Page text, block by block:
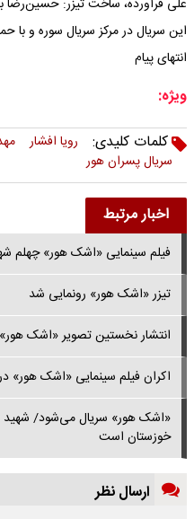
علی فرآورده، ساخت تیزر: حسین‌رضا
این سریال در مرکز سریال سوره و با
انتهای پیام
ویژه:
کلمات کلیدی:
رویا افشار
سریال پسران هور
اخبار مرتبط
فیلم سینمایی «اشک هور» چهلم
تیزر «اشک هور» رونمایی شد
انتشار نخستین تصویر «اشک
اکران فیلم سینمایی «اشک هور»
«اشک هور» سریال می‌شود/ شهید
خوزستان است
ارسال نظر